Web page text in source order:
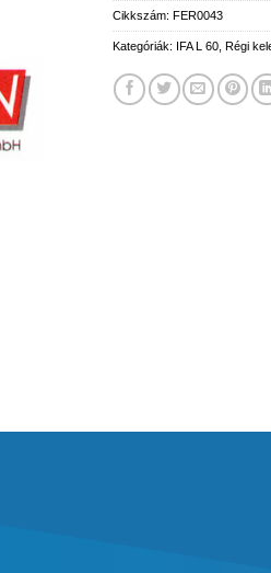
Cikkszám: FER0043
Kategóriák: IFA L 60 Régi